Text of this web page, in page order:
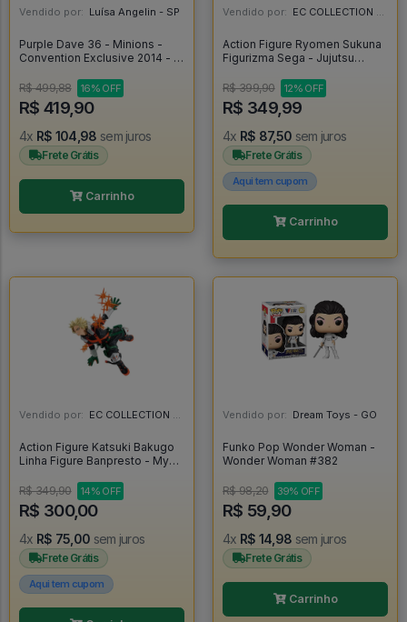
Vendido por: Luísa Angelin - SP
Purple Dave 36 - Minions -
Convention Exclusive 2014 - -
R$ 499,88
16% OFF
R$ 419,90
4x R$ 104,98 sem juros
Frete Grátis
Carrinho
Vendido por: EC COLLECTION - SP
Action Figure Ryomen Sukuna
Figurizma Sega - Jujutsu
R$ 399,90
12% OFF
R$ 349,99
4x R$ 87,50 sem juros
Frete Grátis
Aqui tem cupom
Carrinho
Vendido por: EC COLLECTION - SP
Action Figure Katsuki Bakugo
Linha Figure Banpresto - My
Academia
R$ 349,90 14% OFF
R$ 300,00
4x R$ 75,00 sem juros
Frete Grátis
Aqui tem cupom
Vendido por: Dream Toys - GO
Funko Pop Wonder Woman -
Wonder Woman #382
R$ 98,20 39% OFF
R$ 59,90
4x R$ 14,98 sem juros
Frete Grátis
Carrinho